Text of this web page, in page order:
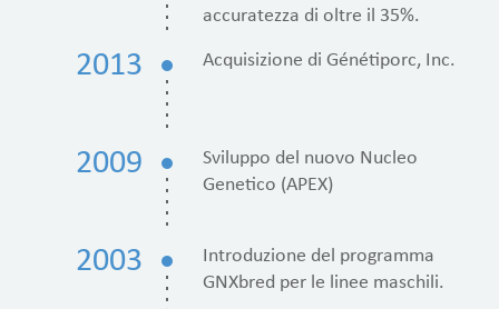
accuratezza di oltre il 35%.
2013 Acquisizione di Génétiporc, Inc.
2009
Sviluppo del nuovo Nucleo
Genetico (APEX)
2003
Introduzione del programma
GNXbred per le linee maschili.